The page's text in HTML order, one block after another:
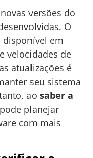
versões do
O
disponível em
velocidades de
atualizações é
seu sistema
ao saber a
planejar
com mais